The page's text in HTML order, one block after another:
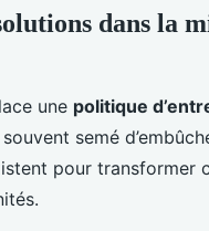
dans la
une politique
semé
pour transformer